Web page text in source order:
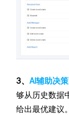
3、AI辅助决策
够从历史数据
给出最优建议